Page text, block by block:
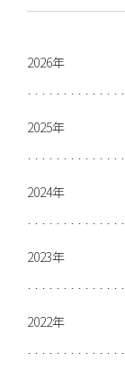
2026年
2025年
2024年
2023年
2022年